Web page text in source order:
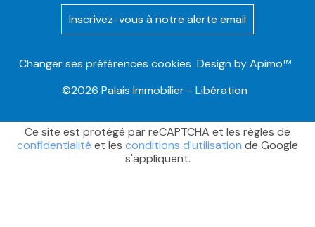
Inscrivez-vous à notre alerte email
Changer ses préférences cookies Design byApimo™
©2026 Palais Immobilier - Libération
Ce site est protégé par reCAPTCHA et les règles de
confidentialité et les conditions d'utilisation de Google
s'appliquent.